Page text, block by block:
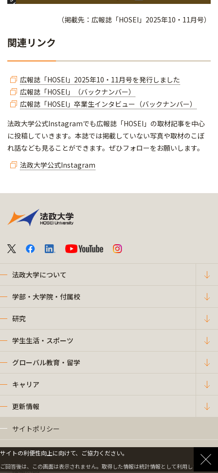
（掲載先：広報誌「HOSEI」2025年10・11月号）
関連リンク
広報誌「HOSEI」2025年10・11月号を発行しました
広報誌「HOSEI」（バックナンバー）
広報誌「HOSEI」卒業生インタビュー（バックナンバー）
法政大学公式Instagramでも広報誌「HOSEI」の取材記事を中心
に投稿していきます。本誌では掲載していない写真や取材のこぼ
れ話なども見ることができます。ぜひフォローをお願いします。
法政大学公式Instagram
法政大学について
学部・大学院・付属校
研究
学生生活・スポーツ
グローバル教育・留学
キャリア
更新情報
サイトポリシー
プライバシーポリシー
サイトの利便性向上に向けて、ご協力ください。
ご回答後は、この画面は表示されません。取得した情報は統計情報として利用します。